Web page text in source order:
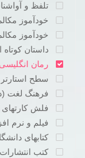
تلفظ و
خودآموز
خودآموز
داستان کوتاه
رمان انگلیسی
سطح استارتر
فرهنگ لغت
فلش
فیلم و نرم
کتابهای
کتب